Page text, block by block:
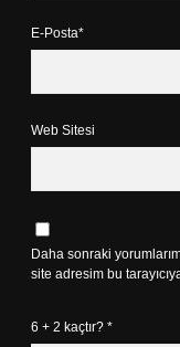
E-Posta*
Web Sitesi
Daha sonraki
site adresim bu
6 + 2 kaçtır? *